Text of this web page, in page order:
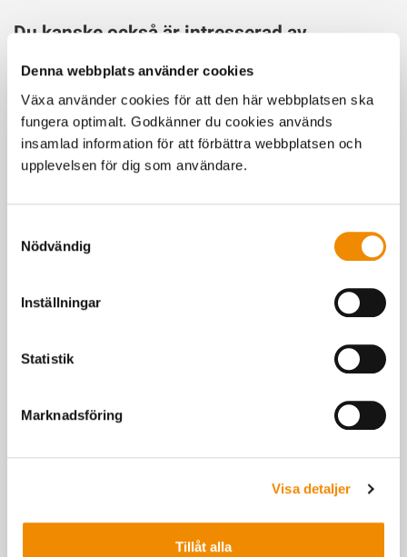
Denna webbplats använder cookies
Växa använder cookies för att den här webbplatsen ska
fungera optimalt. Godkänner du cookies används
insamlad information för att förbättra webbplatsen och
upplevelsen för dig som användare.
Nödvändig
Inställningar
Statistik
Marknadsföring
Visa detaljer
Tillåt alla
Du kanske också är intresserad av
intensivutbildning.